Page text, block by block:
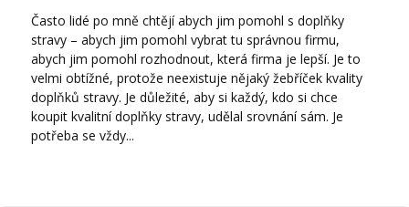
Často lidé po mně chtějí abych jim pomohl s doplňky
stravy – abych jim pomohl vybrat tu správnou firmu,
abych jim pomohl rozhodnout, která firma je lepší. Je to
velmi obtížné, protože neexistuje nějaký žebříček kvality
doplňků stravy. Je důležité, aby si každý, kdo si chce
koupit kvalitní doplňky stravy, udělal srovnání sám. Je
potřeba se vždy...